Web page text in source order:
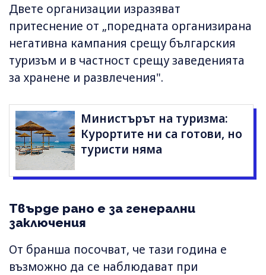
Двете организации изразяват
притеснение от „поредната организирана
негативна кампания срещу българския
туризъм и в частност срещу заведенията
за хранене и развлечения".
Министърът на туризма:
Курортите ни са готови, но
туристи няма
Твърде рано е за генерални
заключения
От бранша посочват, че тази година е
възможно да се наблюдават при